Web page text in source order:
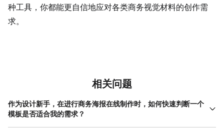
种工具，你都能更自信地应对各类商务视觉材料的创作需
求。
相关问题
作为设计新手，在进行商务海报在线制作时，如何快速判断一个
模板是否适合我的需求？
判断模板是否合适，可以从几个具体维度入手。首先看整体风格，